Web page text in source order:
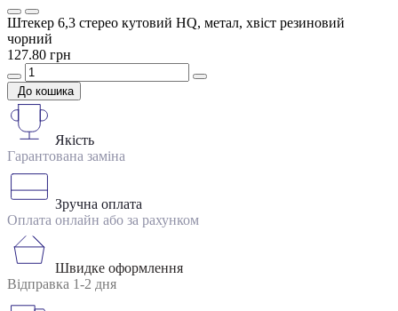
Штекер 6,3 стерео кутовий HQ, метал, хвіст резиновий
чорний
127.80 грн
До кошика
Якість
Гарантована заміна
Зручна оплата
Оплата онлайн або за рахунком
Швидке оформлення
Відправка 1-2 дня